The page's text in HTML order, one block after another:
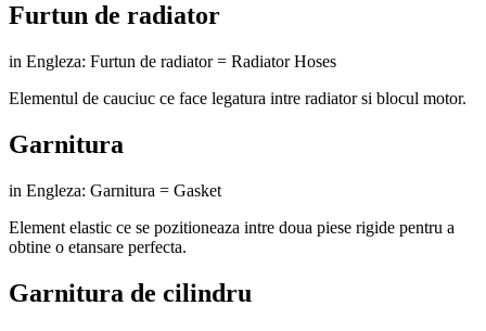
Furtun de radiator
in Engleza: Furtun de radiator = Radiator Hoses
Elementul de cauciuc ce face legatura intre radiator si blocul motor.
Garnitura
in Engleza: Garnitura = Gasket
Element elastic ce se pozitioneaza intre doua piese rigide pentru a
obtine o etansare perfecta.
Garnitura de cilindru